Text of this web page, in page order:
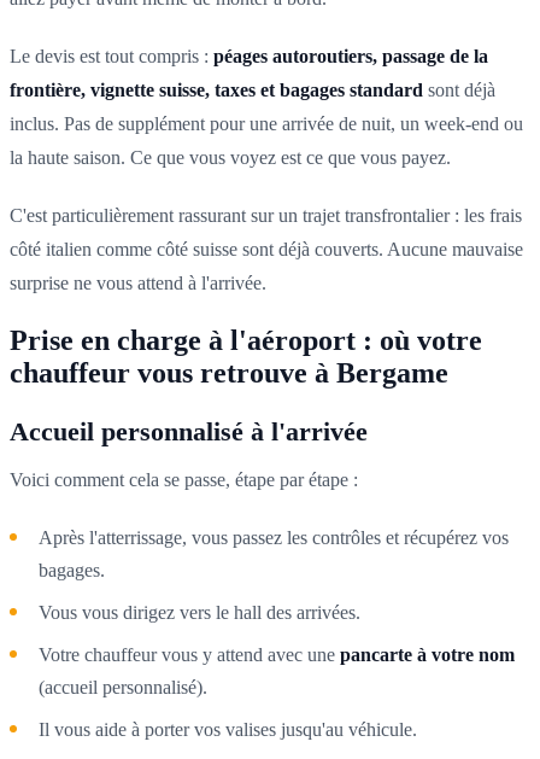
Le devis est tout compris : péages autoroutiers, passage de la
frontière, vignette suisse, taxes et bagages standard sont déjà
inclus. Pas de supplément pour une arrivée de nuit, un week-end ou
la haute saison. Ce que vous voyez est ce que vous payez.
C'est particulièrement rassurant sur un trajet transfrontalier : les frais
côté italien comme côté suisse sont déjà couverts. Aucune mauvaise
surprise ne vous attend à l'arrivée.
Prise en charge à l'aéroport : où votre
chauffeur vous retrouve à Bergame
Accueil personnalisé à l'arrivée
Voici comment cela se passe, étape par étape :
Après l'atterrissage, vous passez les contrôles et récupérez vos
bagages.
Vous vous dirigez vers le hall des arrivées.
Votre chauffeur vous y attend avec une pancarte à votre nom
(accueil personnalisé).
Il vous aide à porter vos valises jusqu'au véhicule.